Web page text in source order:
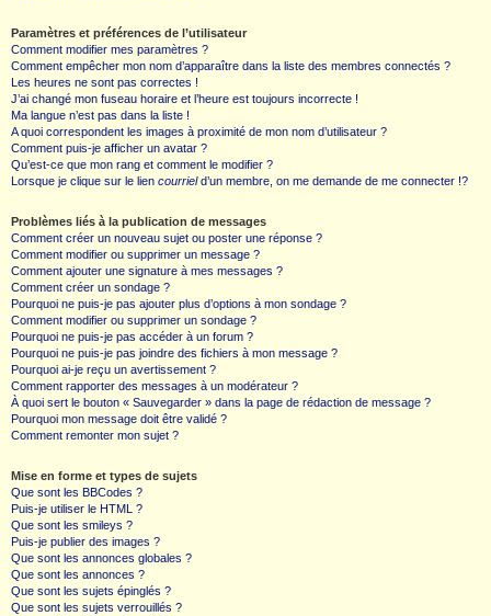
Paramètres et préférences de l’utilisateur
Comment modifier mes paramètres ?
Comment empêcher mon nom d’apparaître dans la liste des membres connectés ?
Les heures ne sont pas correctes !
J’ai changé mon fuseau horaire et l’heure est toujours incorrecte !
Ma langue n’est pas dans la liste !
A quoi correspondent les images à proximité de mon nom d’utilisateur ?
Comment puis-je afficher un avatar ?
Qu’est-ce que mon rang et comment le modifier ?
Lorsque je clique sur le lien courrield’un membre, on me demande de me connecter !?
Problèmes liés à la publication de messages
Comment créer un nouveau sujet ou poster une réponse ?
Comment modifier ou supprimer un message ?
Comment ajouter une signature à mes messages ?
Comment créer un sondage ?
Pourquoi ne puis-je pas ajouter plus d’options à mon sondage ?
Comment modifier ou supprimer un sondage ?
Pourquoi ne puis-je pas accéder à un forum ?
Pourquoi ne puis-je pas joindre des fichiers à mon message ?
Pourquoi ai-je reçu un avertissement ?
Comment rapporter des messages à un modérateur ?
À quoi sert le bouton « Sauvegarder » dans la page de rédaction de message ?
Pourquoi mon message doit être validé ?
Comment remonter mon sujet ?
Mise en forme et types de sujets
Que sont les BBCodes ?
Puis-je utiliser le HTML ?
Que sont les smileys ?
Puis-je publier des images ?
Que sont les annonces globales ?
Que sont les annonces ?
Que sont les sujets épinglés ?
Que sont les sujets verrouillés ?